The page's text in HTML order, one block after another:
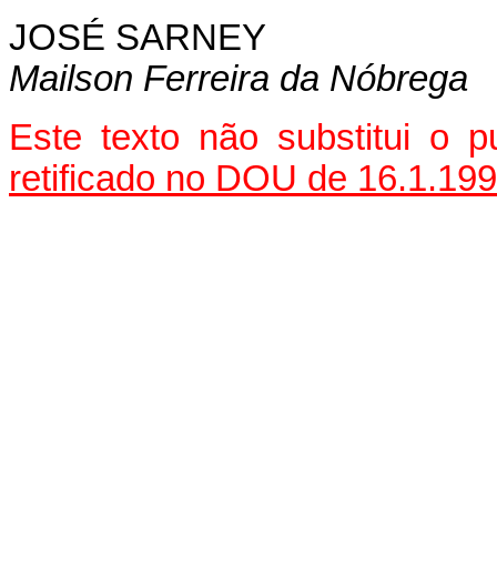
JOSÉ SARNEY
Mailson Ferreira da Nóbrega
Este texto não substitui o
retificado no DOU de